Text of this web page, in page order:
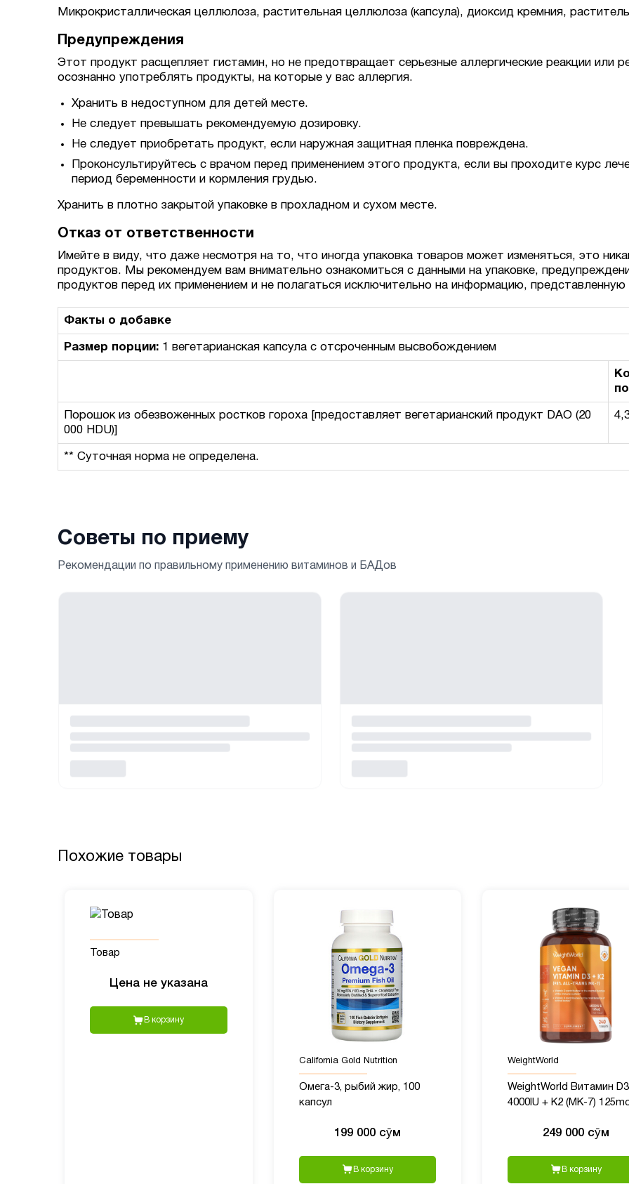
Микрокристаллическая целлюлоза, растительная целлюлоза (капсула), диоксид кремния,
Предупреждения
Этот продукт расщепляет гистамин, но не предотвращает серьезные аллергические реакции или
осознанно употреблять продукты, на которые у вас аллергия.
Хранить в недоступном для детей месте.
Не следует превышать рекомендуемую дозировку.
Не следует приобретать продукт, если наружная защитная пленка повреждена.
Проконсультируйтесь с врачом перед применением этого продукта, если вы проходите курс
период беременности и кормления грудью.
Хранить в плотно закрытой упаковке в прохладном и сухом месте.
Отказ от ответственности
Имейте в виду, что даже несмотря на то, что иногда упаковка товаров может изменяться, это
продуктов. Мы рекомендуем вам внимательно ознакомиться с данными на упаковке,
продуктов перед их применением и не полагаться исключительно на информацию, представленную
Факты о добавке
Размер порции: 1 вегетарианская капсула с отсроченным высвобождением
Порошок из обезвоженных ростков гороха [предоставляет вегетарианский продукт DAO (20
000 HDU)]
** Суточная норма не определена.
Советы по приему
Рекомендации по правильному применению витаминов и БАДов
Похожие товары
Товар
Цена не указана
В корзину
California Gold Nutrition
Омега-3, рыбий жир, 100
капсул
199 000 сӯм
В корзину
WeightWorld
WeightWorld Витамин D3
4000IU + K2 (MK-7)
249 000 сӯм
В корзину